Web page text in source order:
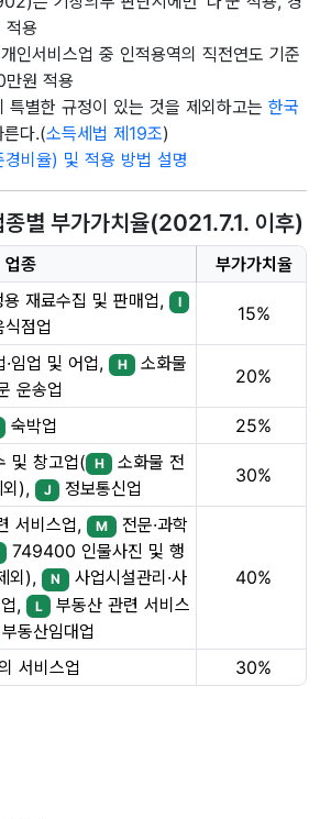
적용
인서비스업 중 인적용역의 직전연도 기준
원 적용
특별한 규정이 있는 것을 제외하고는 한국
다.(소득세법 제19조)
경비율) 및 적용 방법 설명
종별 부가가치율(2021.7.1. 이후)
업종 부가가치율
재료수집 및 판매업, I
식점업
15%
임업 및 어업, H
소화물
운송업
20%
숙박업 25%
및 창고업( H
소화물 전
외),
J 정보통신업
30%
서비스업, M 전문·과학
749400 인물사진 및 행
외), N 사업시설관리·사
,
L
부동산 관련 서비스
부동산임대업
40%
서비스업 30%